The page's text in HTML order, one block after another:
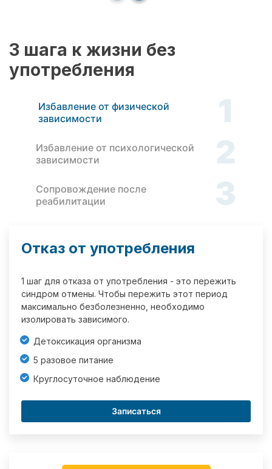
3 шага к жизни без
употребления
Избавление от физической
зависимости
1
Избавление от психологической
зависимости
2
Сопровождение после
реабилитации
3
Отказ от употребления
1 шаг для отказа от употребления - это пережить
синдром отмены. Чтобы пережить этот период
максимально безболезненно, необходимо
изолировать зависимого.
Детоксикация организма
5 разовое питание
Круглосуточное наблюдение
Записаться